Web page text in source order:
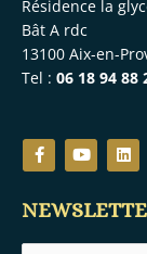
Résidence la
Bât A rdc
13100 Aix-en-
Tel : 06 18 94 88
F
a
c
b
o
Y
o
u
u
e
L
i
n
e
i